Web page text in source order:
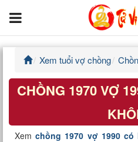
Trang chủ
Tử Vi Đẩu Số
Tử Vi 12 Con Giáp
Xem tuổi vợ chồng
CHỒNG 1970 VỢ
Xem chồng 1970 vợ 1990